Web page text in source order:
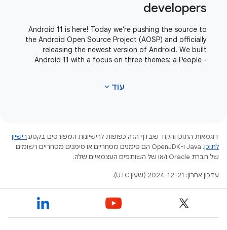
developers
Android 11 is here! Today we’re pushing the source to
the Android Open Source Project (AOSP) and officially
releasing the newest version of Android. We built
Android 11 with a focus on three themes: a People -
עוד expand_more
דוגמאות התוכן והקוד שבדף הזה כפופות לרישיונות המפורטים בקטע רישיון
לתוכן
.‏ Java ו-OpenJDK הם סימנים מסחריים או סימנים מסחריים רשומים
של חברת Oracle ו/או של השותפים העצמאיים שלה.
עדכון אחרון: 2024-12-21 (שעון UTC).